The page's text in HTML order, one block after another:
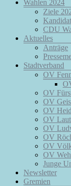
CDU
Stadtverband
Völklingen
Euch.
Menü
Wahlen 2024
Ziele
CDU
Aktuelles
Anträge
Stadtverband
OV
OV
OV
OV
OV
OV
OV
OV
OV
Junge
Newsletter
Gremien